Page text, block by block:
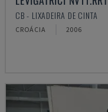
CB - LIXADEIRA DE CINTA
CROÁCIA 2006